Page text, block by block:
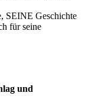
SEINE Geschichte
für seine
und